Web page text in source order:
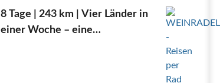
8 Tage | 243 km | Vier Länder in
einer Woche – eine